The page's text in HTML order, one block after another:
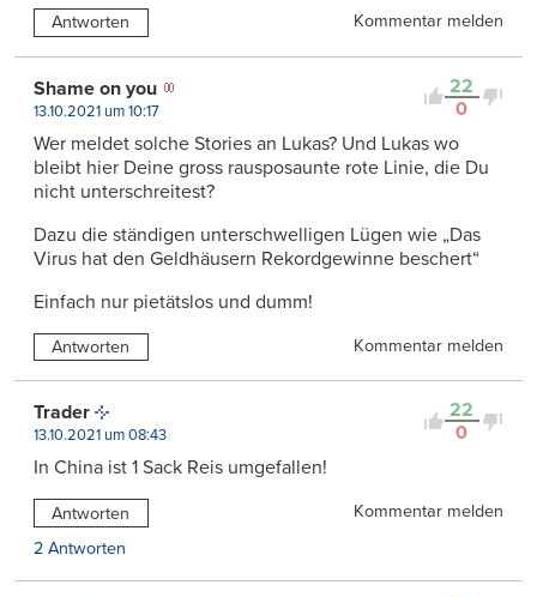
Antworten Kommentar melden
22
0
Shame on you
13.10.2021 um 10:17
Wer meldet solche Stories an Lukas? Und Lukas wo
bleibt hier Deine gross rausposaunte rote Linie, die Du
nicht unterschreitest?
Dazu die ständigen unterschwelligen Lügen wie „Das
Virus hat den Geldhäusern Rekordgewinne beschert“
Einfach nur pietätslos und dumm!
Antworten Kommentar melden
22
0
Trader
13.10.2021 um 08:43
In China ist 1 Sack Reis umgefallen!
Antworten
Kommentar melden
2 Antworten